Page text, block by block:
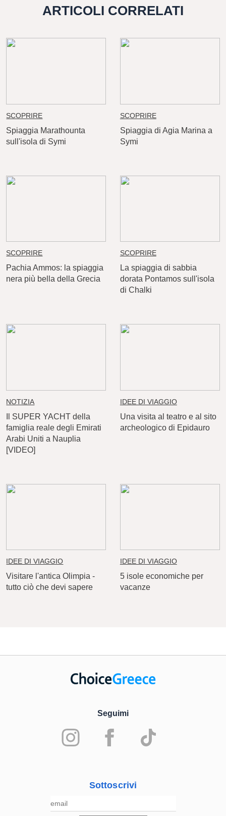
ARTICOLI CORRELATI
SCOPRIRE
Spiaggia Marathounta
sull'isola di Symi
SCOPRIRE
Spiaggia di Agia Marina a
Symi
SCOPRIRE
Pachia Ammos: la spiaggia
nera più bella della Grecia
SCOPRIRE
La spiaggia di sabbia
dorata Pontamos sull'isola
di Chalki
NOTIZIA
Il SUPER YACHT della
famiglia reale degli Emirati
Arabi Uniti a Nauplia
[VIDEO]
IDEE DI VIAGGIO
Una visita al teatro e al sito
archeologico di Epidauro
IDEE DI VIAGGIO
Visitare l'antica Olimpia -
tutto ciò che devi sapere
IDEE DI VIAGGIO
5 isole economiche per
vacanze
Seguimi
Sottoscrivi